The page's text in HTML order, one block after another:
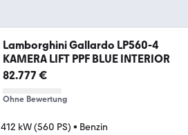
Lamborghini Gallardo LP560-4
KAMERA LIFT PPF BLUE INTERIOR
82.777 €
Ohne Bewertung
412 kW (560 PS) • Benzin